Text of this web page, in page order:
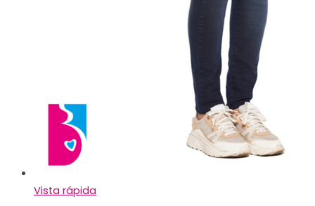
Vista rápida